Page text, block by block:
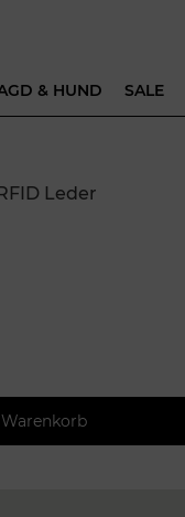
& HUND SALE
Leder